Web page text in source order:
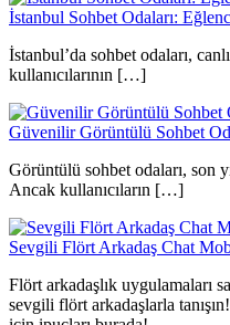
İstanbul Sohbet Odaları:
İstanbul’da sohbet odaları,
kullanıcılarının […]
Güvenilir Görüntülü Sohbet
Görüntülü sohbet odaları, son
Ancak kullanıcıların […]
Sevgili Flört Arkadaş Chat
Flört arkadaşlık uygulamaları
sevgili flört arkadaşlarla